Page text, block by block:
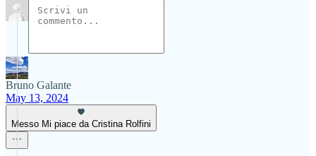
Bruno Galante
May 13, 2024
Messo Mi piace da Cristina Rolfini